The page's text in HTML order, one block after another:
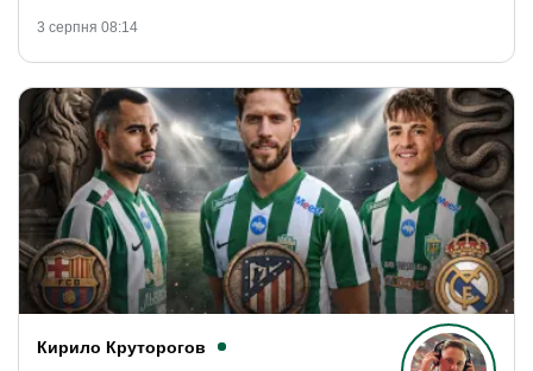
3 серпня 08:14
Кирило Круторогов